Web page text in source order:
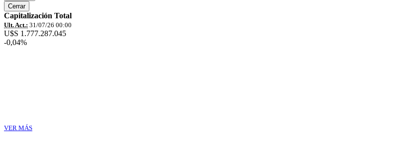
Cerrar
Capitalización Total
Ult. Act.: 31/07/26 00:00
U$S 1.777.287.045
-0,04%
VER MÁS